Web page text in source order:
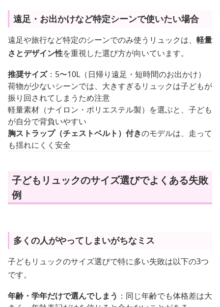
遠足・お出かけなど特定シーンで使いたい場合
遠足や旅行など特定のシーンでのみ使うリュックは、 軽量
さとデザイン性を重視した選び方が向いています。
推奨サイズ：5〜10L（日帰り遠足・短時間のお出かけ）
荷物が少ないシーンでは、大きすぎるリュックは子どもが
振り回されてしまうため注意
軽量素材（ナイロン・ポリエステル製）を選ぶと、子ども
が自分で背負いやすい
胸ストラップ（チェストベルト）付きのモデルは、走って
も揺れにくく安全
子どもリュックのサイズ選びでよくある失敗
例
多くの人がやってしまいがちなミス
子どもリュックのサイズ選びで特に多い失敗は以下の3つ
です。
年齢・学年だけで選んでしまう ：同じ年齢でも体格差は大